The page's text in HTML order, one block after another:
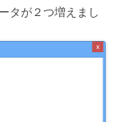
タが２つ増えまし